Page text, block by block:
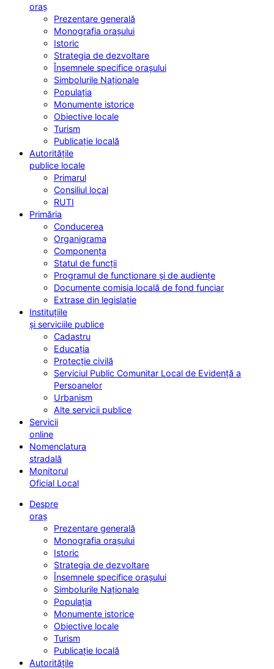
oraș
Prezentare generală
Monografia orașului
Istoric
Strategia de dezvoltare
Însemnele specifice orașului
Simbolurile Naționale
Populația
Monumente istorice
Obiective locale
Turism
Publicație locală
Autoritățile
publice locale
Primarul
Consiliul local
RUTI
Primăria
Conducerea
Organigrama
Componența
Statul de funcții
Programul de funcționare și de audiențe
Documente comisia locală de fond funciar
Extrase din legislație
Instituțiile
și serviciile publice
Cadastru
Educația
Protecție civilă
Serviciul Public Comunitar Local de Evidență a
Persoanelor
Urbanism
Alte servicii publice
Servicii
online
Nomenclatura
stradală
Monitorul
Oficial Local
Despre
oraș
Prezentare generală
Monografia orașului
Istoric
Strategia de dezvoltare
Însemnele specifice orașului
Simbolurile Naționale
Populația
Monumente istorice
Obiective locale
Turism
Publicație locală
Autoritățile